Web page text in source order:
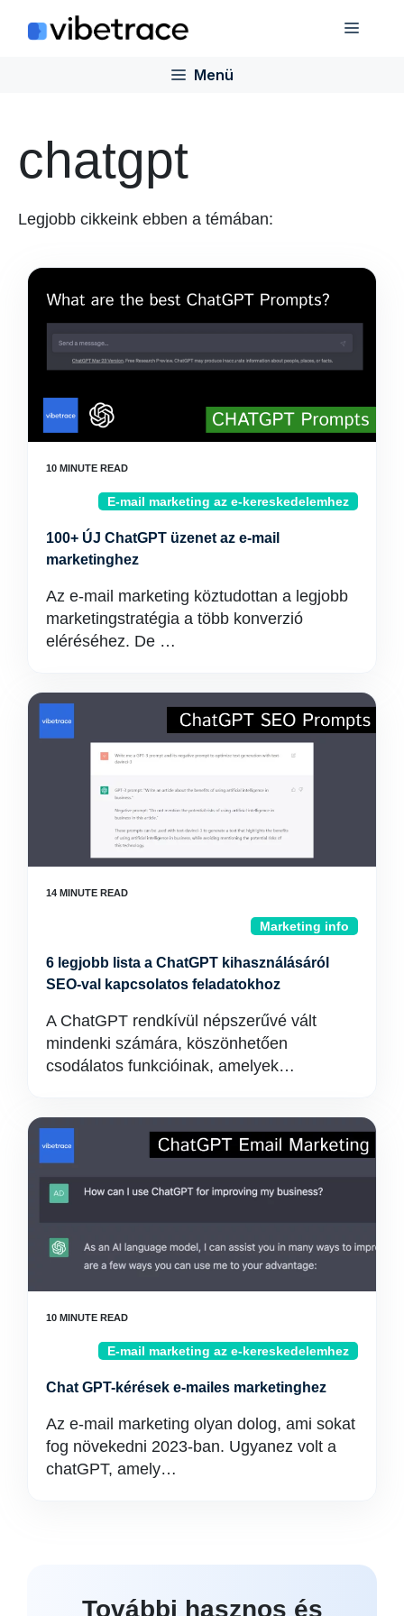
Menü
Menü
chatgpt
Legjobb cikkeink ebben a témában:
E-mail marketing az e-kereskedelemhez
100+ ÚJ ChatGPT üzenet az e-mail
marketinghez
Az e-mail marketing köztudottan a legjobb
marketingstratégia a több konverzió
eléréséhez. De …
Marketing info
6 legjobb lista a ChatGPT kihasználásáról
SEO-val kapcsolatos feladatokhoz
A ChatGPT rendkívül népszerűvé vált
mindenki számára, köszönhetően
csodálatos funkcióinak, amelyek…
E-mail marketing az e-kereskedelemhez
Chat GPT-kérések e-mailes marketinghez
Az e-mail marketing olyan dolog, ami sokat
fog növekedni 2023-ban. Ugyanez volt a
chatGPT, amely…
További hasznos és